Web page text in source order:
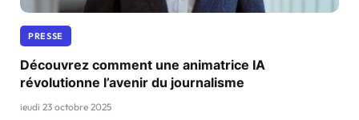
PRESSE
Découvrez comment une animatrice IA
révolutionne l’avenir du journalisme
jeudi 23 octobre 2025